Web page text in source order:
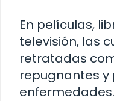
En películas,
televisión, las
retratadas
repugnantes
enfermedades.